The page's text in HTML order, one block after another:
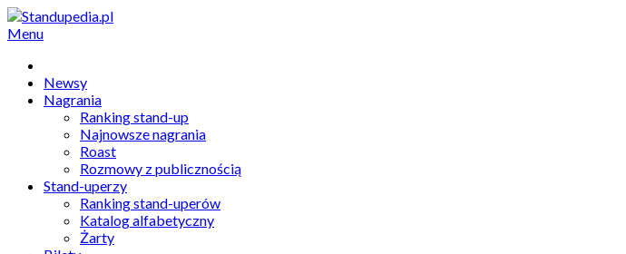
Menu
Newsy
Nagrania
Ranking stand-up
Najnowsze nagrania
Roast
Rozmowy z publicznością
Stand-uperzy
Ranking stand-uperów
Katalog alfabetyczny
Żarty